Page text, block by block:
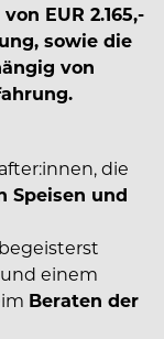
EUR 2.165,-
sowie die
von
die
Speisen und
einem
Beraten der